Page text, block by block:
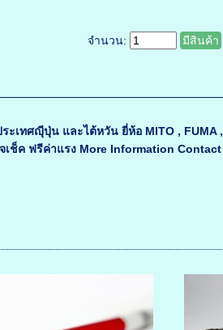
จำนวน: มีสินค้า
ะเทศญุีปุ่น และไต้หวัน ยี่ห้อ MITO , FUMA
เช็ค ฟรีค่าแรง More Information Contact